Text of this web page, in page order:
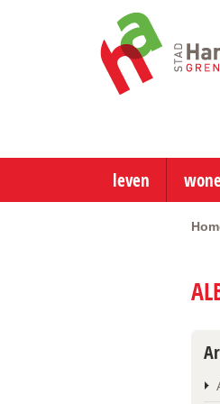
naar
de
startpagina
leven